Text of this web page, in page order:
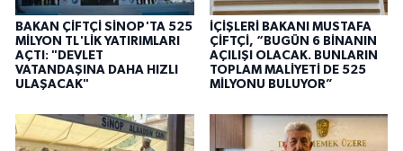
BAKAN ÇİFTÇİ SİNOP'TA 525
MİLYON TL'LİK YATIRIMLARI
AÇTI: "DEVLET
VATANDAŞINA DAHA HIZLI
ULAŞACAK"
İÇİŞLERİ BAKANI MUSTAFA
ÇİFTÇİ, “BUGÜN 6 BİNANIN
AÇILIŞI OLACAK. BUNLARIN
TOPLAM MALİYETİ DE 525
MİLYONU BULUYOR”